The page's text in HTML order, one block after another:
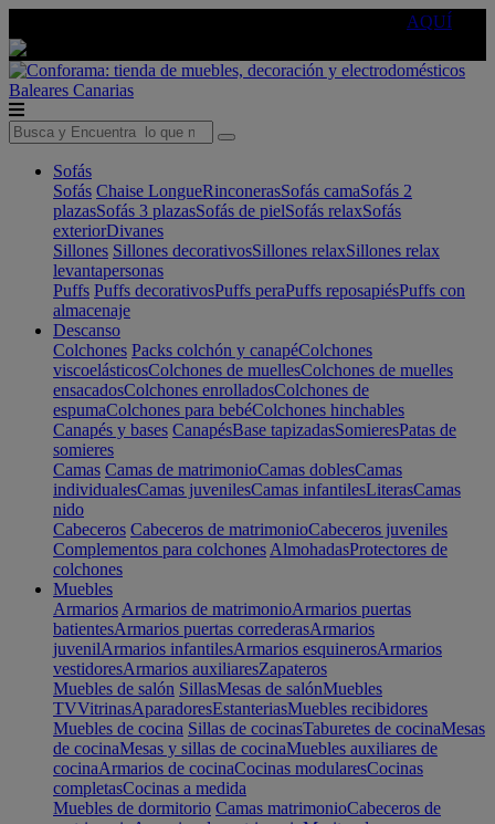
AQUÍ
Baleares Canarias
Sofás
Sofás Chaise LongueRinconerasSofás camaSofás 2
plazasSofás 3 plazasSofás de pielSofás relaxSofás
exteriorDivanes
Sillones Sillones decorativosSillones relaxSillones relax
levantapersonas
Puffs Puffs decorativosPuffs peraPuffs reposapiésPuffs con
almacenaje
Descanso
Colchones Packs colchón y canapéColchones
viscoelásticosColchones de muellesColchones de muelles
ensacadosColchones enrolladosColchones de
espumaColchones para bebéColchones hinchables
Canapés y bases CanapésBase tapizadasSomieresPatas de
somieres
Camas Camas de matrimonioCamas doblesCamas
individualesCamas juvenilesCamas infantilesLiterasCamas
nido
Cabeceros Cabeceros de matrimonioCabeceros juveniles
Complementos para colchones AlmohadasProtectores de
colchones
Muebles
Armarios Armarios de matrimonioArmarios puertas
batientesArmarios puertas correderasArmarios
juvenilArmarios infantilesArmarios esquinerosArmarios
vestidoresArmarios auxiliaresZapateros
Muebles de salón SillasMesas de salónMuebles
TVVitrinasAparadoresEstanteriasMuebles recibidores
Muebles de cocina Sillas de cocinasTaburetes de cocinaMesas
de cocinaMesas y sillas de cocinaMuebles auxiliares de
cocinaArmarios de cocinaCocinas modularesCocinas
completasCocinas a medida
Muebles de dormitorio Camas matrimonioCabeceros de